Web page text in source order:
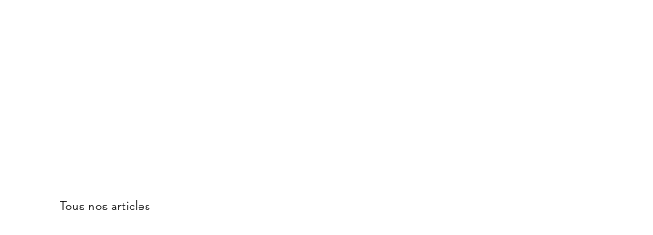
Tous nos articles